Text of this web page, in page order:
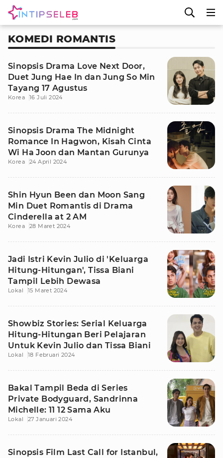
KOMEDI ROMANTIS
Sinopsis Drama Love Next Door,
Duet Jung Hae In dan Jung So Min
Tayang 17 Agustus
Korea 16 Juli 2024
Sinopsis Drama The Midnight
Romance In Hagwon, Kisah Cinta
Wi Ha Joon dan Mantan Gurunya
Korea 24 April 2024
Shin Hyun Been dan Moon Sang
Min Duet Romantis di Drama
Cinderella at 2 AM
Korea 28 Maret 2024
Jadi Istri Kevin Julio di 'Keluarga
Hitung-Hitungan', Tissa Biani
Tampil Lebih Dewasa
Lokal 15 Maret 2024
Showbiz Stories: Serial Keluarga
Hitung-Hitungan Beri Pelajaran
Untuk Kevin Julio dan Tissa Biani
Lokal 18 Februari 2024
Bakal Tampil Beda di Series
Private Bodyguard, Sandrinna
Michelle: 11 12 Sama Aku
Lokal 27 Januari 2024
Sinopsis Film Last Call for Istanbul,